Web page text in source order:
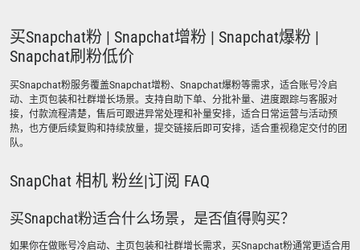
买Snapchat粉 | Snapchat增粉 | Snapchat爆粉 |
Snapchat刷粉低价
买Snapchat粉服务覆盖Snapchat增粉、Snapchat爆粉等需求，适合账号冷启
动、主页包装和社群增长场景。支持自助下单、分批补量、进度跟踪与客服对
接，付款流程清楚，售后可跟进异常处理和补量安排，适合日常运营与活动预
热，也方便后续复购和持续放量，提交链接后即可安排，适合重视稳定交付的团
队。
SnapChat 相机 粉丝|订阅 FAQ
买Snapchat粉适合什么场景，是否值得购买？
如果你在做账号冷启动、主页包装和社群增长需求，买Snapchat粉通常更适合用